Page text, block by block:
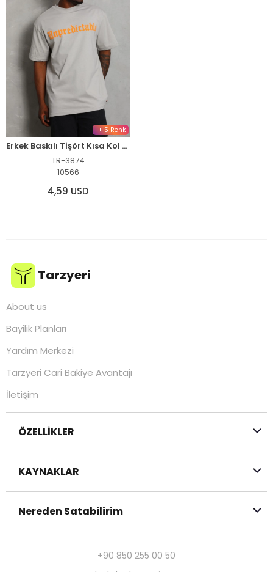
+ 5 Renk
Erkek Baskılı Tişört Kısa Kol Bisiklet Yaka Oversize T-Shirt - Gri
TR-3874
10566
4,59 USD
Tarzyeri
About us
Bayilik Planları
Yardım Merkezi
Tarzyeri Cari Bakiye Avantajı
İletişim
ÖZELLİKLER
KAYNAKLAR
Nereden Satabilirim
+90 850 255 00 50